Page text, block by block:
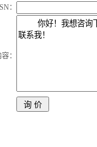
：
：